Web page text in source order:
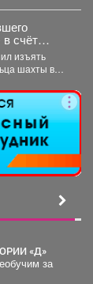
счёт
изъять
шахты в
«Д»
за